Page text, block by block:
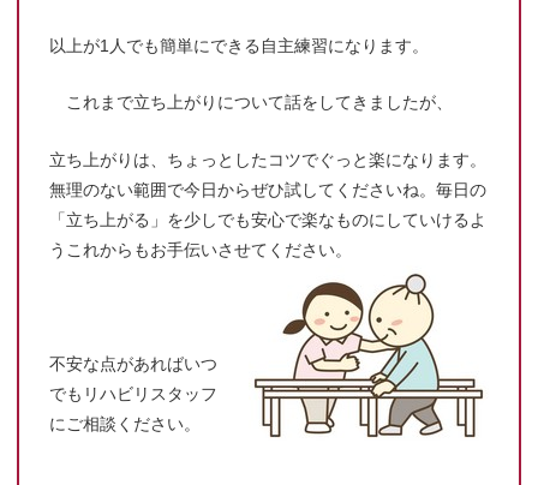
以上が1人でも簡単にできる自主練習になります。
これまで立ち上がりについて話をしてきましたが、
立ち上がりは、ちょっとしたコツでぐっと楽になります。
無理のない範囲で今日からぜひ試してくださいね。毎日の
「立ち上がる」を少しでも安心で楽なものにしていけるよ
うこれからもお手伝いさせてください。
不安な点があればいつ
でもリハビリスタッフ
にご相談ください。